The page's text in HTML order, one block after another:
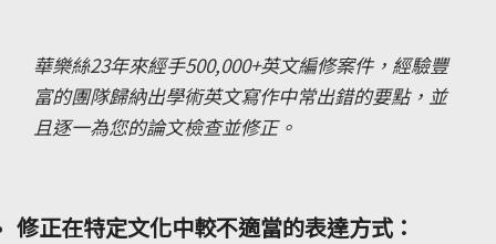
華樂絲23年來經手500,000+英文編修案件，經驗豐
富的團隊歸納出學術英文寫作中常出錯的要點，並
且逐一為您的論文檢查並修正。
修正在特定文化中較不適當的表達方式：